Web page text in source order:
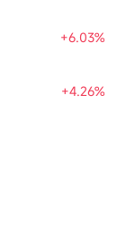
+6.03%
+4.26%